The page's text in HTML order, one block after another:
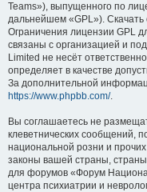
Teams»), выпущенного по
дальнейшем «GPL»). Скачать
Ограничения лицензии GPL
связаны с организацией и
Limited не несёт
определяет в качестве
За дополнительной
https://www.phpbb.com/.
Вы соглашаетесь не
клеветнических сообщений,
национальной розни и
законы вашей страны,
для форумов «Форум
центра психиатрии и